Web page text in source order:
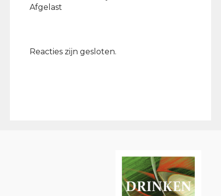
Afgelast
Reacties zijn gesloten.